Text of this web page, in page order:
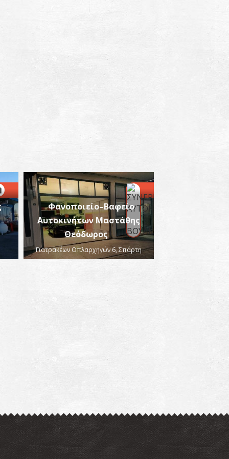
Φανοποιείο–Βαφείο
Αυτοκινήτων Μαστάθης
Θεόδωρος
Γιατρακέων Οπλαρχηγών 6, Σπάρτη